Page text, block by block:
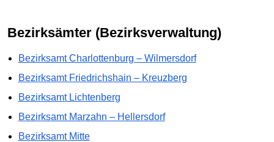
Bezirksämter (Bezirksverwaltung)
Bezirksamt Charlottenburg – Wilmersdorf
Bezirksamt Friedrichshain – Kreuzberg
Bezirksamt Lichtenberg
Bezirksamt Marzahn – Hellersdorf
Bezirksamt Mitte